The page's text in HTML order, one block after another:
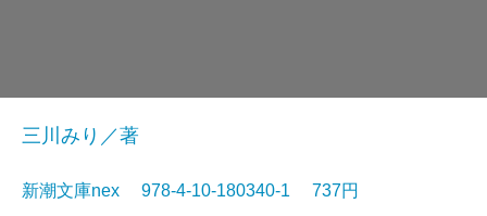
三川みり／著
新潮文庫nex 978-4-10-180340-1 737円